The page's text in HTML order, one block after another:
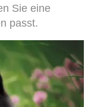
Sie eine
passt.